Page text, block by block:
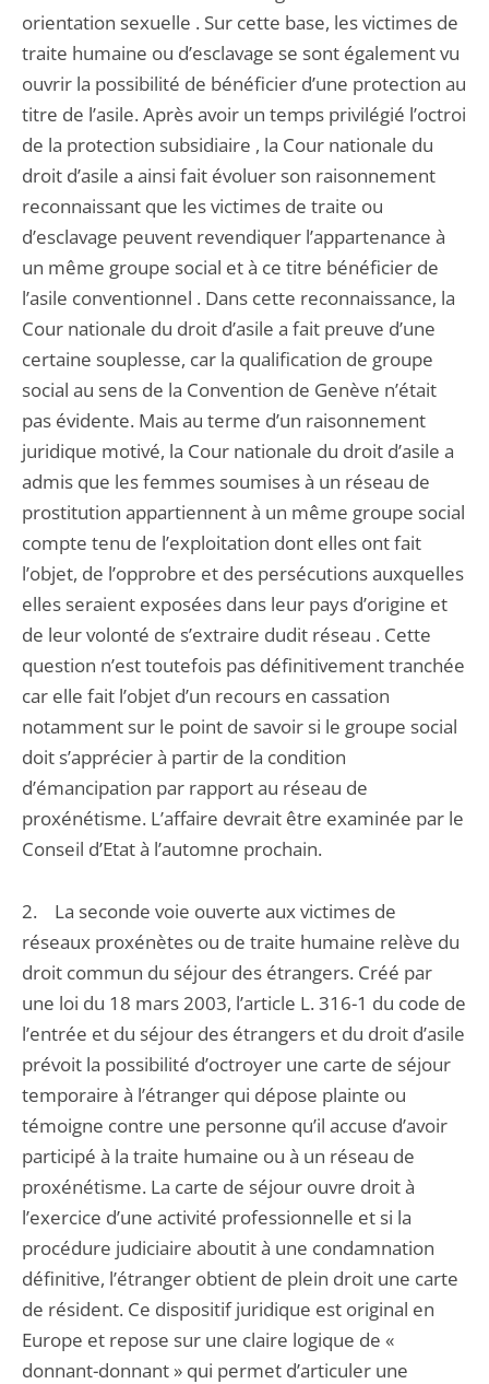
orientation sexuelle . Sur cette base, les victimes de
traite humaine ou d’esclavage se sont également vu
ouvrir la possibilité de bénéficier d’une protection au
titre de l’asile. Après avoir un temps privilégié l’octroi
de la protection subsidiaire , la Cour nationale du
droit d’asile a ainsi fait évoluer son raisonnement
reconnaissant que les victimes de traite ou
d’esclavage peuvent revendiquer l’appartenance à
un même groupe social et à ce titre bénéficier de
l’asile conventionnel . Dans cette reconnaissance, la
Cour nationale du droit d’asile a fait preuve d’une
certaine souplesse, car la qualification de groupe
social au sens de la Convention de Genève n’était
pas évidente. Mais au terme d’un raisonnement
juridique motivé, la Cour nationale du droit d’asile a
admis que les femmes soumises à un réseau de
prostitution appartiennent à un même groupe social
compte tenu de l’exploitation dont elles ont fait
l’objet, de l’opprobre et des persécutions auxquelles
elles seraient exposées dans leur pays d’origine et
de leur volonté de s’extraire dudit réseau . Cette
question n’est toutefois pas définitivement tranchée
car elle fait l’objet d’un recours en cassation
notamment sur le point de savoir si le groupe social
doit s’apprécier à partir de la condition
d’émancipation par rapport au réseau de
proxénétisme. L’affaire devrait être examinée par le
Conseil d’Etat à l’automne prochain.
2. La seconde voie ouverte aux victimes de
réseaux proxénètes ou de traite humaine relève du
droit commun du séjour des étrangers. Créé par
une loi du 18 mars 2003, l’article L. 316-1 du code de
l’entrée et du séjour des étrangers et du droit d’asile
prévoit la possibilité d’octroyer une carte de séjour
temporaire à l’étranger qui dépose plainte ou
témoigne contre une personne qu’il accuse d’avoir
participé à la traite humaine ou à un réseau de
proxénétisme. La carte de séjour ouvre droit à
l’exercice d’une activité professionnelle et si la
procédure judiciaire aboutit à une condamnation
définitive, l’étranger obtient de plein droit une carte
de résident. Ce dispositif juridique est original en
Europe et repose sur une claire logique de «
donnant-donnant » qui permet d’articuler une